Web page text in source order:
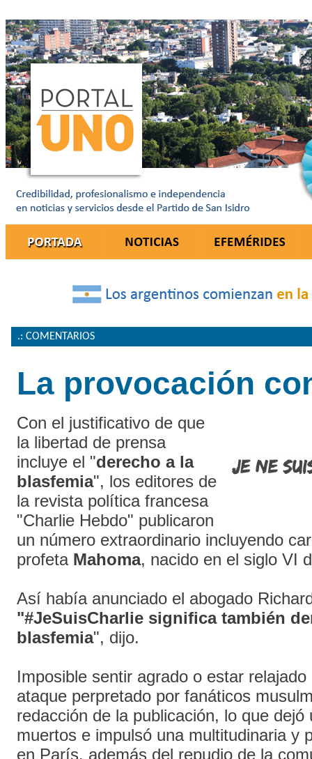
.: COMENTARIOS
La provocación
Con el justificativo de que
la libertad de prensa
incluye el "derecho a la
blasfemia", los editores de
la revista política francesa
"Charlie Hebdo" publicaron
un número extraordinario incluyendo
profeta Mahoma, nacido en el siglo VI
Así había anunciado el abogado
"#JeSuisCharlie significa también
blasfemia", dijo.
Imposible sentir agrado o estar
ataque perpretado por fanáticos
redacción de la publicación, lo que
muertos e impulsó una multitudinaria y
en París, además del repudio de la